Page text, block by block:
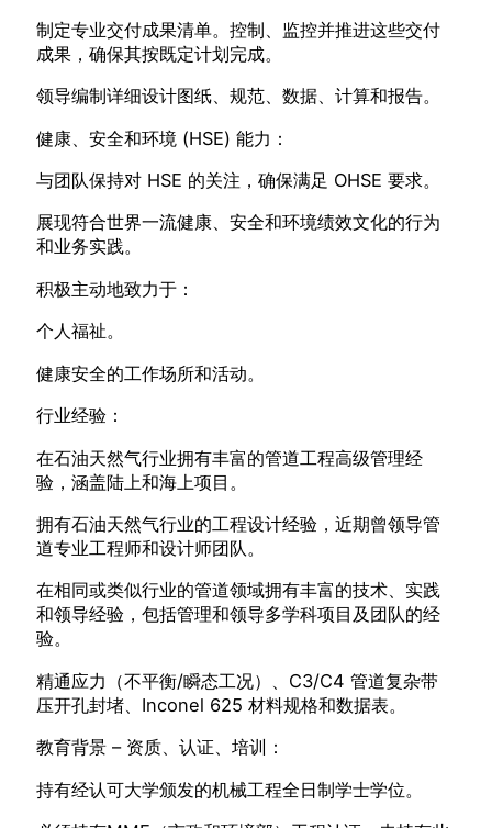
制定专业交付成果清单。控制、监控并推进这些交付
成果，确保其按既定计划完成。
领导编制详细设计图纸、规范、数据、计算和报告。
健康、安全和环境 (HSE) 能力：
与团队保持对 HSE 的关注，确保满足 OHSE 要求。
展现符合世界一流健康、安全和环境绩效文化的行为
和业务实践。
积极主动地致力于：
个人福祉。
健康安全的工作场所和活动。
行业经验：
在石油天然气行业拥有丰富的管道工程高级管理经
验，涵盖陆上和海上项目。
拥有石油天然气行业的工程设计经验，近期曾领导管
道专业工程师和设计师团队。
在相同或类似行业的管道领域拥有丰富的技术、实践
和领导经验，包括管理和领导多学科项目及团队的经
验。
精通应力（不平衡/瞬态工况）、C3/C4 管道复杂带
压开孔封堵、Inconel 625 材料规格和数据表。
教育背景 – 资质、认证、培训：
持有经认可大学颁发的机械工程全日制学士学位。